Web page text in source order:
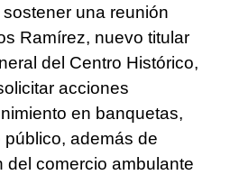
una reunión
Ramírez, nuevo titular
del Centro Histórico,
acciones
en banquetas,
además de
del comercio ambulante